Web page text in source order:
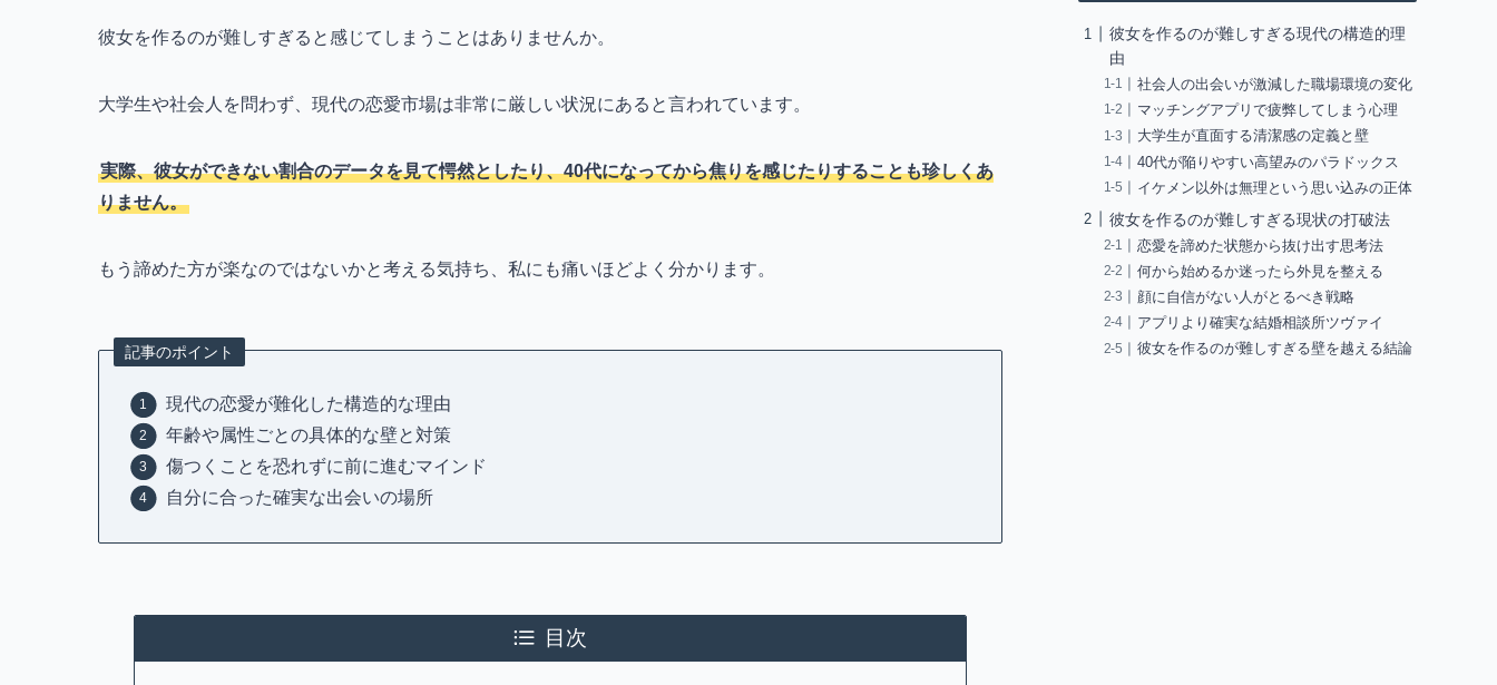
彼女を作るのが難しすぎると感じてしまうことはありませんか。
大学生や社会人を問わず、現代の恋愛市場は非常に厳しい状況にあると言われています。
実際、彼女ができない割合のデータを見て愕然としたり、40代になってから焦りを感じたりすることも珍しくあ
りません。
もう諦めた方が楽なのではないかと考える気持ち、私にも痛いほどよく分かります。
記事のポイント
現代の恋愛が難化した構造的な理由
年齢や属性ごとの具体的な壁と対策
傷つくことを恐れずに前に進むマインド
自分に合った確実な出会いの場所
目次
彼女を作るのが難しすぎる現代の構造的理
由
社会人の出会いが激減した職場環境の変化
マッチングアプリで疲弊してしまう心理
大学生が直面する清潔感の定義と壁
40代が陥りやすい高望みのパラドックス
イケメン以外は無理という思い込みの正体
彼女を作るのが難しすぎる現状の打破法
恋愛を諦めた状態から抜け出す思考法
何から始めるか迷ったら外見を整える
顔に自信がない人がとるべき戦略
アプリより確実な結婚相談所ツヴァイ
彼女を作るのが難しすぎる壁を越える結論